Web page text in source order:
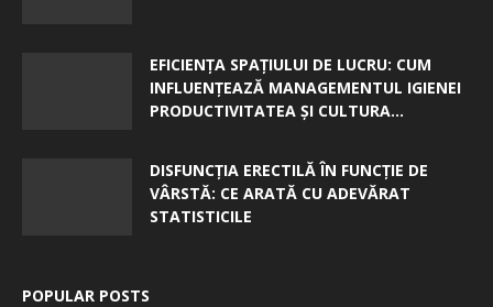
EFICIENȚA SPAȚIULUI DE LUCRU: CUM
INFLUENȚEAZĂ MANAGEMENTUL IGIENEI
PRODUCTIVITATEA ȘI CULTURA...
DISFUNCȚIA ERECTILĂ ÎN FUNCȚIE DE
VÂRSTĂ: CE ARATĂ CU ADEVĂRAT
STATISTICILE
POPULAR POSTS